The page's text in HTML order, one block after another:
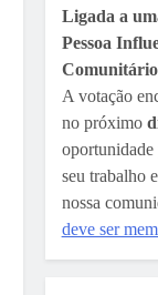
Ligada a
Pessoa
Comunitário
A votação
no próximo
oportunidade
seu trabalho
nossa
deve ser